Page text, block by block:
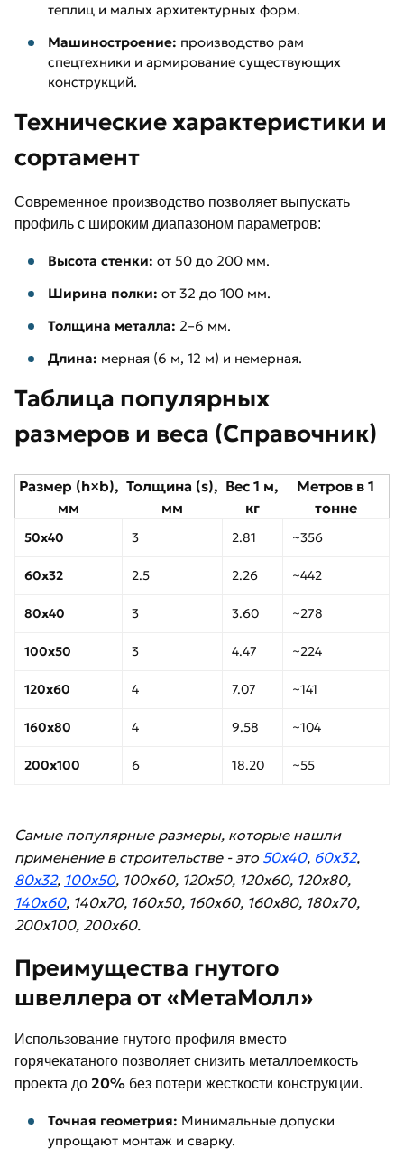
теплиц и малых архитектурных форм.
Машиностроение: производство рам
спецтехники и армирование существующих
конструкций.
Технические характеристики и
сортамент
Современное производство позволяет выпускать
профиль с широким диапазоном параметров:
Высота стенки: от 50 до 200 мм.
Ширина полки: от 32 до 100 мм.
Толщина металла: 2–6 мм.
Длина: мерная (6 м, 12 м) и немерная.
Таблица популярных
размеров и веса (Справочник)
Размер (h×b),
мм
Толщина (s),
мм
Вес 1 м,
кг
Метров в 1
тонне
50х40 3 2.81 ~356
60х32 2.5 2.26 ~442
80х40 3 3.60 ~278
100х50 3 4.47 ~224
120х60 4 7.07 ~141
160х80 4 9.58 ~104
200х100 6 18.20 ~55
Самые популярные размеры, которые нашли
применение в строительстве - это 50x40, 60x32,
80x32, 100x50, 100x60, 120x50, 120x60, 120x80,
140x60, 140x70, 160x50, 160x60, 160x80, 180x70,
200x100, 200x60.
Преимущества гнутого
швеллера от «МетаМолл»
Использование гнутого профиля вместо
горячекатаного позволяет снизить металлоемкость
проекта до 20% без потери жесткости конструкции.
Точная геометрия: Минимальные допуски
упрощают монтаж и сварку.